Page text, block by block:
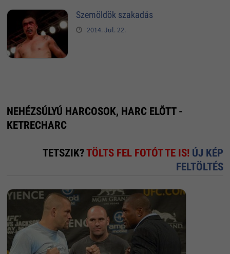
Szemöldök szakadás
2014. Jul. 22.
NEHÉZSÚLYÚ HARCOSOK, HARC ELÕTT -
KETRECHARC
TETSZIK?TÖLTS FEL FOTÓT TE IS! ÚJ KÉP
FELTÖLTÉS